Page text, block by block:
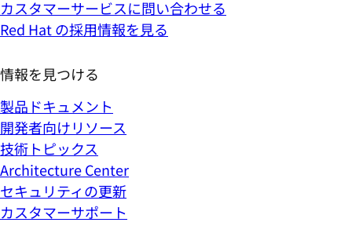
カスタマーサービスに問い合わせる
Red Hat の採用情報を見る
情報を見つける
製品ドキュメント
開発者向けリソース
技術トピックス
Architecture Center
セキュリティの更新
カスタマーサポート